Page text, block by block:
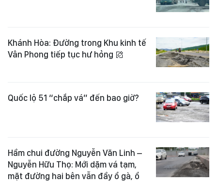
Khánh Hòa: Đường trong Khu kinh tế
Vân Phong tiếp tục hư hỏng
Quốc lộ 51 “chắp vá” đến bao giờ?
Hầm chui đường Nguyễn Văn Linh –
Nguyễn Hữu Thọ: Mới dặm vá tạm,
mặt đường hai bên vẫn đầy ổ gà, ổ